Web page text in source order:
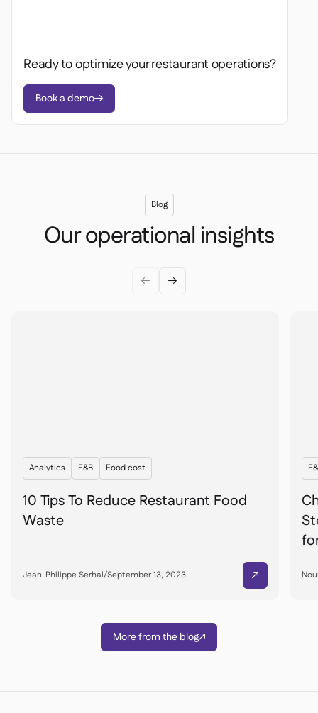
Ready to optimize your restaurant operations?
Book a demo
Blog
Our operational insights
 
Analytics F&B Food cost
10 Tips To Reduce Restaurant Food
Waste
Jean-Philippe Serhal/September 13, 2023 
More from the blog